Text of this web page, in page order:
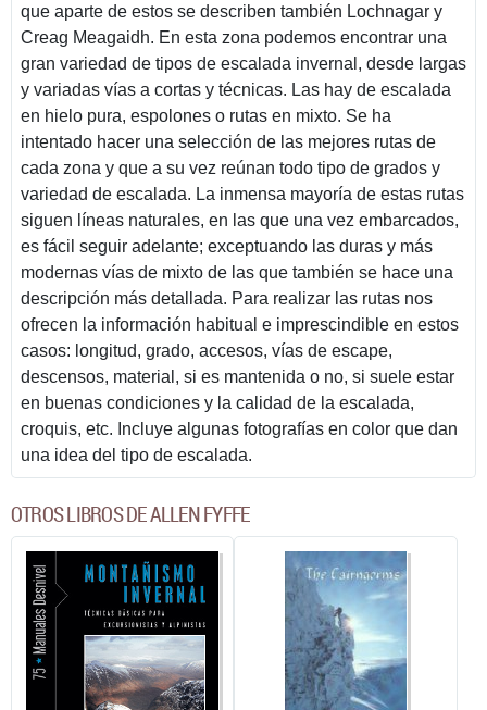
que aparte de estos se describen también Lochnagar y
Creag Meagaidh. En esta zona podemos encontrar una
gran variedad de tipos de escalada invernal, desde largas
y variadas vías a cortas y técnicas. Las hay de escalada
en hielo pura, espolones o rutas en mixto. Se ha
intentado hacer una selección de las mejores rutas de
cada zona y que a su vez reúnan todo tipo de grados y
variedad de escalada. La inmensa mayoría de estas rutas
siguen líneas naturales, en las que una vez embarcados,
es fácil seguir adelante; exceptuando las duras y más
modernas vías de mixto de las que también se hace una
descripción más detallada. Para realizar las rutas nos
ofrecen la información habitual e imprescindible en estos
casos: longitud, grado, accesos, vías de escape,
descensos, material, si es mantenida o no, si suele estar
en buenas condiciones y la calidad de la escalada,
croquis, etc. Incluye algunas fotografías en color que dan
una idea del tipo de escalada.
OTROS LIBROS DE ALLEN FYFFE